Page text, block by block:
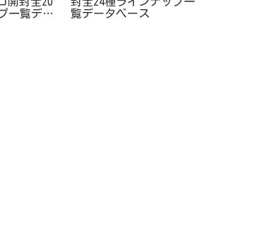
一覧デー
覧データベース